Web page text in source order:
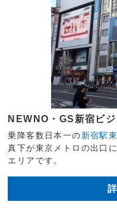
NEWNO・GS新宿ビ
乗降客数日本一の新宿駅
真下が東京メトロの出口
エリアです。